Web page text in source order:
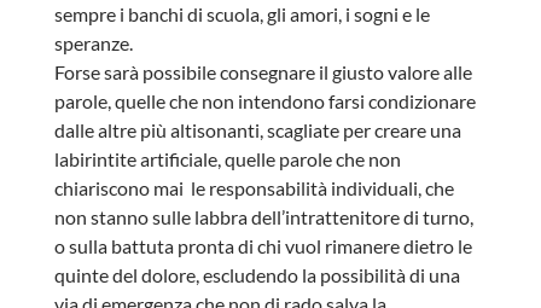
sempre i banchi di scuola, gli amori, i sogni e le
speranze.
Forse sarà possibile consegnare il giusto valore alle
parole, quelle che non intendono farsi condizionare
dalle altre più altisonanti, scagliate per creare una
labirintite artificiale, quelle parole che non
chiariscono mai le responsabilità individuali, che
non stanno sulle labbra dell’intrattenitore di turno,
o sulla battuta pronta di chi vuol rimanere dietro le
quinte del dolore, escludendo la possibilità di una